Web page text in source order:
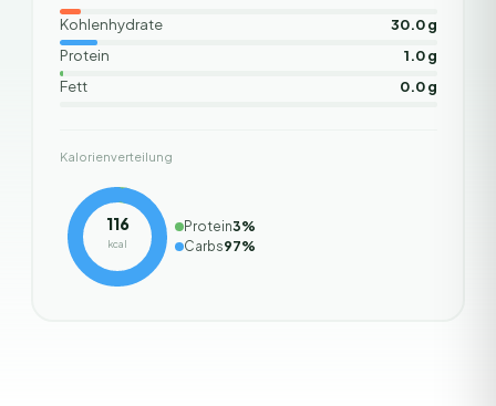
Kohlenhydrate
30.0 g
Protein
1.0 g
Fett
0.0 g
Kalorienverteilung
116
kcal
Protein3%
Carbs97%